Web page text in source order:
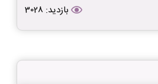
بازدید: 3028